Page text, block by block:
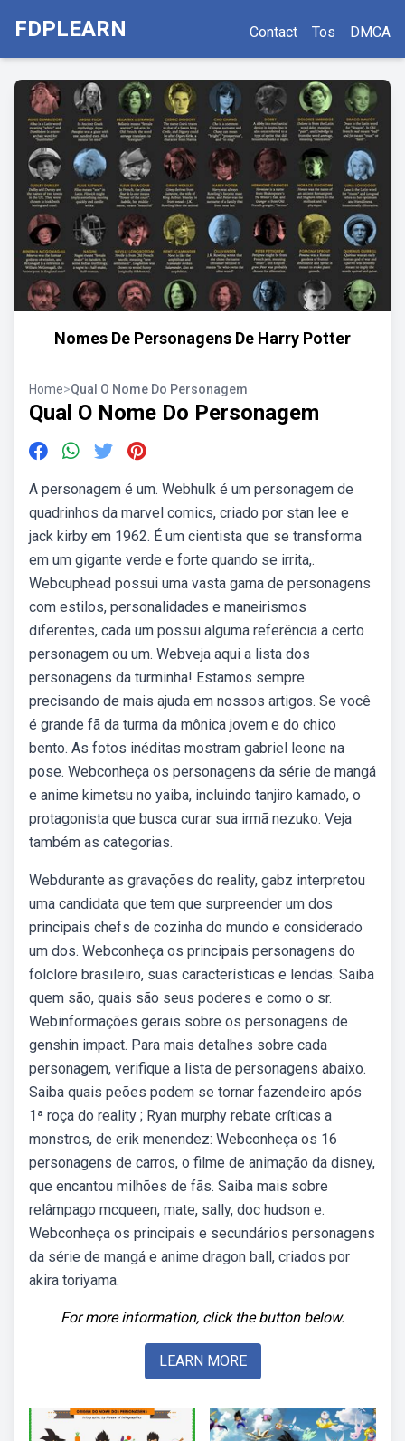
FDPLEARN Contact Tos DMCA
Nomes De Personagens De Harry Potter
Home>Qual O Nome Do Personagem
Qual O Nome Do Personagem
A personagem é um. Webhulk é um personagem de
quadrinhos da marvel comics, criado por stan lee e
jack kirby em 1962. É um cientista que se transforma
em um gigante verde e forte quando se irrita,.
Webcuphead possui uma vasta gama de personagens
com estilos, personalidades e maneirismos
diferentes, cada um possui alguma referência a certo
personagem ou um. Webveja aqui a lista dos
personagens da turminha! Estamos sempre
precisando de mais ajuda em nossos artigos. Se você
é grande fã da turma da mônica jovem e do chico
bento. As fotos inéditas mostram gabriel leone na
pose. Webconheça os personagens da série de mangá
e anime kimetsu no yaiba, incluindo tanjiro kamado, o
protagonista que busca curar sua irmã nezuko. Veja
também as categorias.
Webdurante as gravações do reality, gabz interpretou
uma candidata que tem que surpreender um dos
principais chefs de cozinha do mundo e considerado
um dos. Webconheça os principais personagens do
folclore brasileiro, suas características e lendas. Saiba
quem são, quais são seus poderes e como o sr.
Webinformações gerais sobre os personagens de
genshin impact. Para mais detalhes sobre cada
personagem, verifique a lista de personagens abaixo.
Saiba quais peões podem se tornar fazendeiro após
1ª roça do reality ; Ryan murphy rebate críticas a
monstros, de erik menendez: Webconheça os 16
personagens de carros, o filme de animação da disney,
que encantou milhões de fãs. Saiba mais sobre
relâmpago mcqueen, mate, sally, doc hudson e.
Webconheça os principais e secundários personagens
da série de mangá e anime dragon ball, criados por
akira toriyama.
For more information, click the button below.
LEARN MORE